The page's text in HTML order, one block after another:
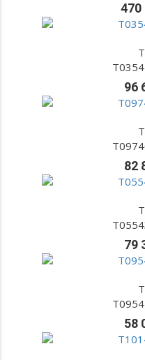
470
96
82
79
58